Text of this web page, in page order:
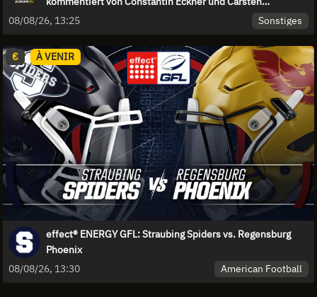
Spengemann
08/08/26, 13:25 Sonstiges
€ À VENIR
effect® ENERGY GFL: Straubing Spiders vs. Regensburg
Phoenix
08/08/26, 13:30
American Football